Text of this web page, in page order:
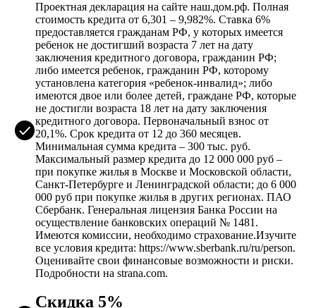
Проектная декларация на сайте наш.дом.рф. Полная
стоимость кредита от 6,301 – 9,982%. Ставка 6%
предоставляется гражданам РФ, у которых имеется
ребенок не достигший возраста 7 лет на дату
заключения кредитного договора, гражданин РФ;
либо имеется ребенок, гражданин РФ, которому
установлена категория «ребенок-инвалид»; либо
имеются двое или более детей, граждане РФ, которые
не достигли возраста 18 лет на дату заключения
кредитного договора. Первоначальный взнос от
20,1%. Срок кредита от 12 до 360 месяцев.
Минимальная сумма кредита – 300 тыс. руб.
Максимальный размер кредита до 12 000 000 руб –
при покупке жилья в Москве и Московской области,
Санкт-Петербурге и Ленинградской области; до 6 000
000 руб при покупке жилья в других регионах. ПАО
Сбербанк. Генеральная лицензия Банка России на
осуществление банковских операций № 1481.
Имеются комиссии, необходимо страхование.Изучите
все условия кредита: https://www.sberbank.ru/ru/person.
Оценивайте свои финансовые возможности и риски.
Подробности на strana.com.
Скидка 5%